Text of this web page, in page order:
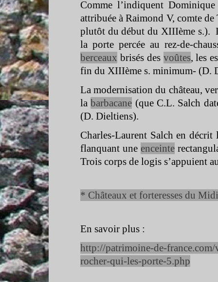
Comme l’indiquent
attribuée à Raimond V, comte
plutôt du début du XIIIème s.).
la porte percée au rez-de-
berceaux brisés des voûtes, les
fin du XIIIème s. minimum- (D.
La modernisation du château,
labarbacane (que C.L. Salch
(D. Dieltiens).
Charles-Laurent Salch en décrit
flanquant une enceinte
Trois corps de logis s’appuient
* Châteaux et forteresses du
En savoir plus :
http://patrimoine-de-
rocher-qui-les-porte-5.php